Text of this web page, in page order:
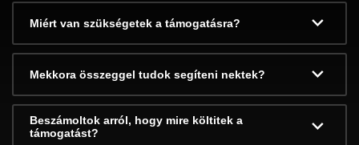
Miért van szükségetek a támogatásra?
Mekkora összeggel tudok segíteni nektek?
Beszámoltok arról, hogy mire költitek a
támogatást?